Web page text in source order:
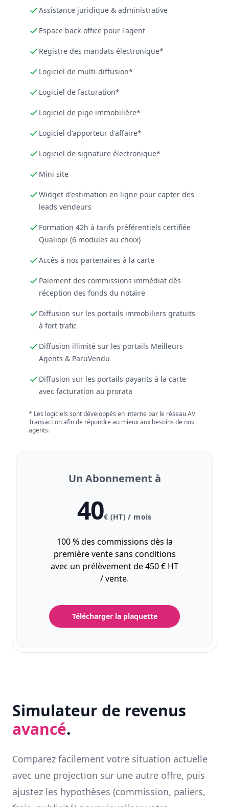
Assistance juridique & administrative
Espace back-office pour l'agent
Registre des mandats électronique*
Logiciel de multi-diffusion*
Logiciel de facturation*
Logiciel de pige immobilière*
Logiciel d'apporteur d'affaire*
Logiciel de signature électronique*
Mini site
Widget d'estimation en ligne pour capter des
leads vendeurs
Formation 42h à tarifs préférentiels certifiée
Qualiopi (6 modules au choix)
Accès à nos partenaires à la carte
Paiement des commissions immédiat dès
réception des fonds du notaire
Diffusion sur les portails immobiliers gratuits
à fort trafic
Diffusion illimité sur les portails Meilleurs
Agents & ParuVendu
Diffusion sur les portails payants à la carte
avec facturation au prorata
* Les logiciels sont développés en interne par le réseau AV
Transaction afin de répondre au mieux aux besoins de nos
agents.
Un Abonnement à
40€ (HT) / mois
100 % des commissions dès la
première vente sans conditions
avec un prélèvement de 450 € HT
/ vente.
Télécharger la plaquette
Simulateur de revenus
avancé.
Comparez facilement votre situation actuelle
avec une projection sur une autre offre, puis
ajustez les hypothèses (commission, paliers,